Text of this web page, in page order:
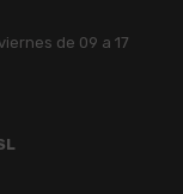
de 09 a 17